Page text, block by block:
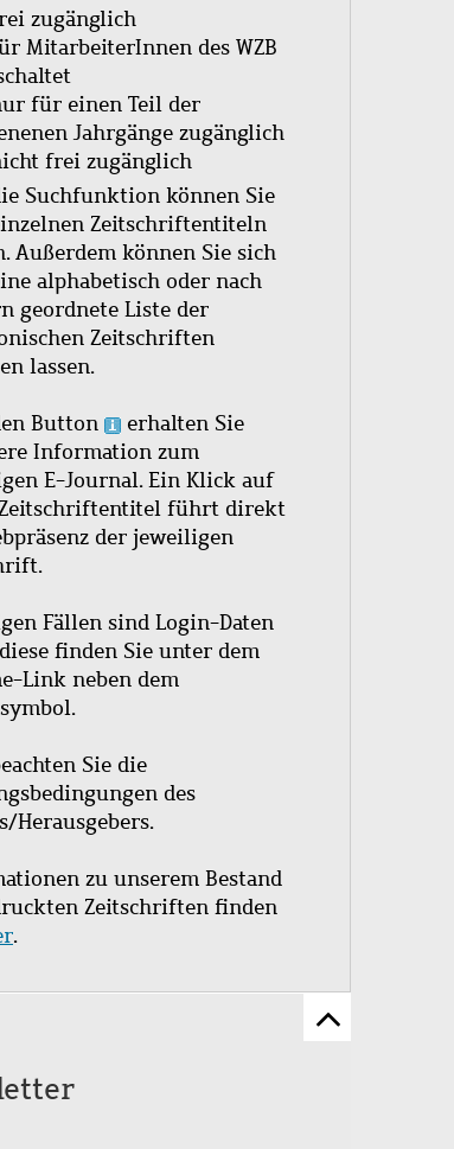
zugänglich
MitarbeiterInnen des WZB
für einen Teil der
Jahrgänge zugänglich
frei zugänglich
Suchfunktion können Sie
Zeitschriftentiteln
Außerdem können Sie sich
alphabetisch oder nach
geordnete Liste der
Zeitschriften
lassen.
Button
erhalten Sie
Information zum
E-Journal. Ein Klick auf
führt direkt
der jeweiligen
Fällen sind Login-Daten
finden Sie unter dem
Link neben dem
Sie die
des
Herausgebers.
zu unserem Bestand
Zeitschriften finden
.
Zum